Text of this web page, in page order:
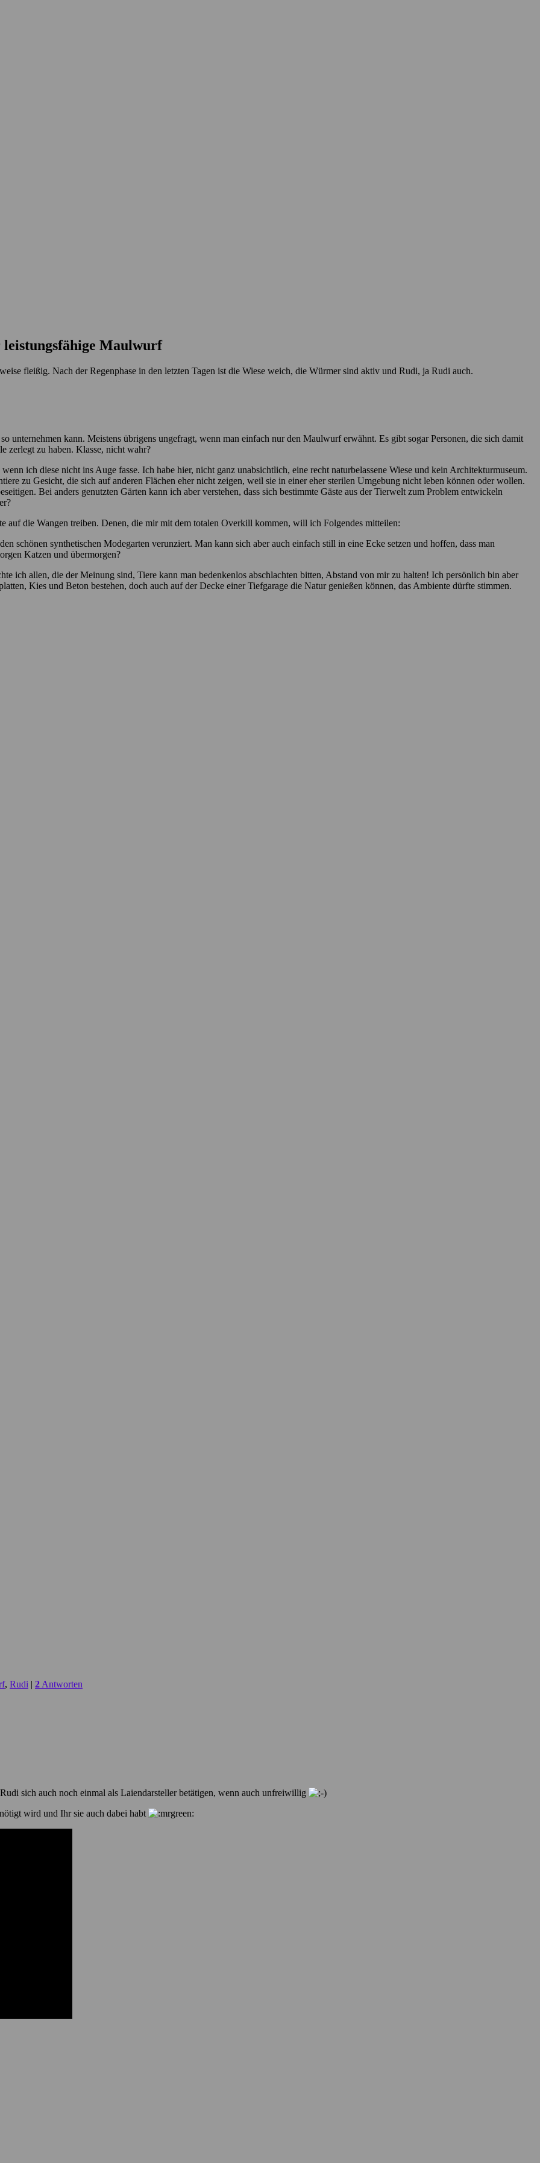
leistungsfähige Maulwurf
fleißig. Nach der Regenphase in den letzten Tagen ist die Wiese weich, die Würmer sind aktiv und Rudi, ja Rudi auch.
unternehmen kann. Meistens übrigens ungefragt, wenn man einfach nur den Maulwurf erwähnt. Es gibt sogar Personen, die sich damit
zerlegt zu haben. Klasse, nicht wahr?
ich diese nicht ins Auge fasse. Ich habe hier, nicht ganz unabsichtlich, eine recht naturbelassene Wiese und kein Architekturmuseum.
zu Gesicht, die sich auf anderen Flächen eher nicht zeigen, weil sie in einer eher sterilen Umgebung nicht leben können oder wollen.
Bei anders genutzten Gärten kann ich aber verstehen, dass sich bestimmte Gäste aus der Tierwelt zum Problem entwickeln
auf die Wangen treiben. Denen, die mir mit dem totalen Overkill kommen, will ich Folgendes mitteilen:
schönen synthetischen Modegarten verunziert. Man kann sich aber auch einfach still in eine Ecke setzen und hoffen, dass man
Katzen und übermorgen?
ich allen, die der Meinung sind, Tiere kann man bedenkenlos abschlachten bitten, Abstand von mir zu halten! Ich persönlich bin aber
Kies und Beton bestehen, doch auch auf der Decke einer Tiefgarage die Natur genießen können, das Ambiente dürfte stimmen.
, Rudi | 2 Antworten
sich auch noch einmal als Laiendarsteller betätigen, wenn auch unfreiwillig
wird und Ihr sie auch dabei habt